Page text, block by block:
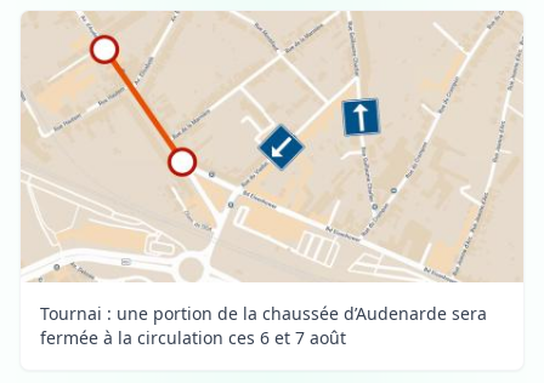
Tournai : une portion de la chaussée d’Audenarde sera
fermée à la circulation ces 6 et 7 août